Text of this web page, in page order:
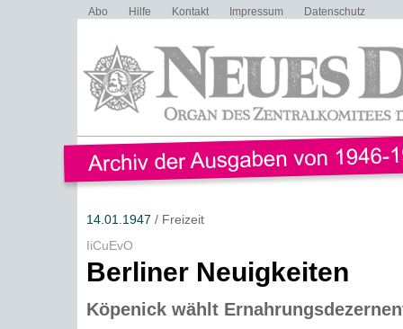
Abo Hilfe Kontakt Impressum Datenschutz
14.01.1947 / Freizeit
IiCuEvO
Berliner Neuigkeiten
Köpenick wählt